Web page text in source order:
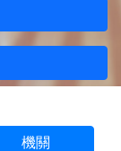
機關